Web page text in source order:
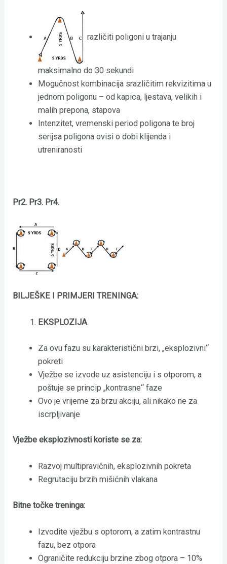
različiti poligoni u trajanju
maksimalno do 30 sekundi
Mogučnost kombinacija srazličitim rekvizitima u
jednom poligonu – od kapica, ljestava, velikih i
malih prepona, stapova
Intenzitet, vremenski period poligona te broj
serijsa poligona ovisi o dobi klijenda i
utreniranosti
Pr2. Pr3. Pr4.
BILJEŠKE I PRIMJERI TRENINGA:
EKSPLOZIJA
Za ovu fazu su karakteristični brzi, „eksplozivni“
pokreti
Vježbe se izvode uz asistenciju i s otporom, a
poštuje se princip „kontrasne“ faze
Ovo je vrijeme za brzu akciju, ali nikako ne za
iscrpljivanje
Vježbe eksplozivnosti koriste se za:
Razvoj multipravičnih, eksplozivnih pokreta
Regrutaciju brzih mišićnih vlakana
Bitne točke treninga:
Izvodite vježbu s optorom, a zatim kontrastnu
fazu, bez otpora
Ograničite redukciju brzine zbog otpora – 10%